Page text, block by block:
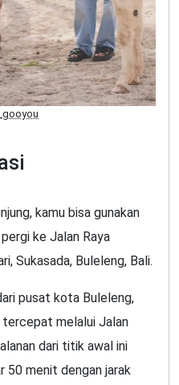
kamu bisa gunakan
ke Jalan Raya
Sukasada, Buleleng, Bali.
pusat kota Buleleng,
melalui Jalan
dari titik awal ini
50 menit dengan jarak